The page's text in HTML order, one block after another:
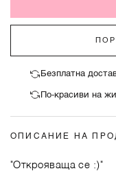
Безплатна
По-красиви на
ОПИСАНИЕ НА
"Открояваща се :)"